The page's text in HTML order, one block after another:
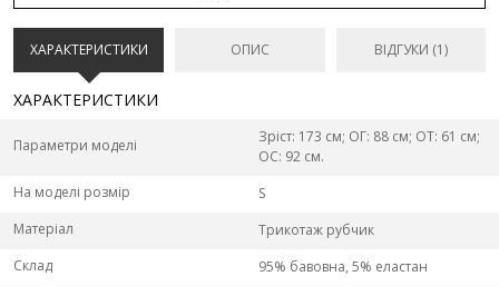
ХАРАКТЕРИСТИКИ ОПИС ВІДГУКИ (1)
ХАРАКТЕРИСТИКИ
Параметри моделі
Зріст: 173 см; ОГ: 88 см; ОТ: 61 см;
ОС: 92 см.
На моделі розмір
S
Матеріал
Трикотаж рубчик
Склад
95% бавовна, 5% еластан